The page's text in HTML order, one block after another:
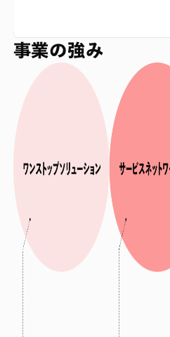
事業の強み